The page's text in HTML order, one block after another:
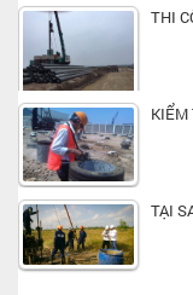
THI
KIỂM
TẠI